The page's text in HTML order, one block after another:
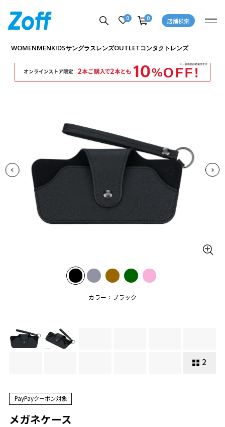
0 0 店舗検索
WOMENMENKIDSサングラスレンズOUTLETコンタクトレンズ
カラー：ブラック
2
商品詳細ページへ
PayPayクーポン対象
メガネケース